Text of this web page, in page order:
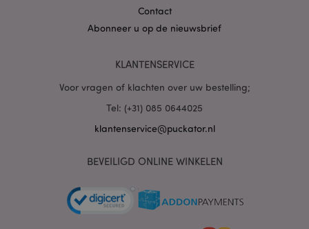
Contact
Abonneer u op de nieuwsbrief
KLANTENSERVICE
Voor vragen of klachten over uw bestelling;
Tel: (+31) 085 0644025
klantenservice@puckator.nl
BEVEILIGD ONLINE WINKELEN
mage-cache-storage
Adobe Inc.
PHPSESSID
PHP.net
.www.puckator.nl
Privacybeleid van